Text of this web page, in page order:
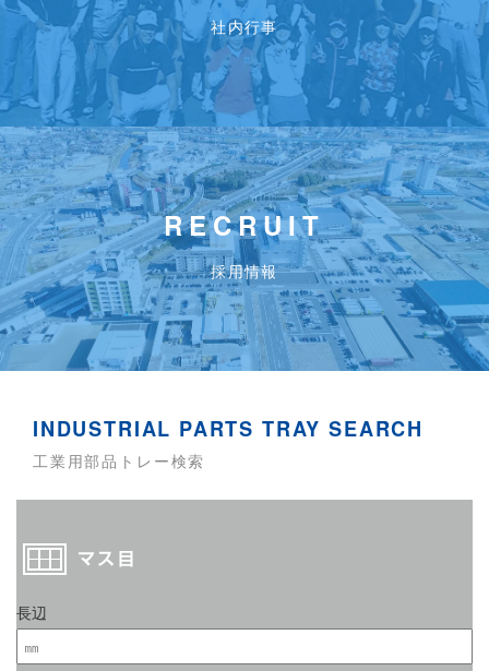
社内行事
RECRUIT
採用情報
INDUSTRIAL PARTS TRAY SEARCH
工業用部品トレー検索
長辺